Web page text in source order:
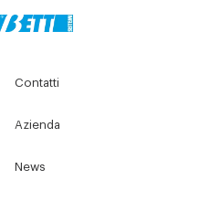
Contatti
Azienda
News
Accessori per il montaggio